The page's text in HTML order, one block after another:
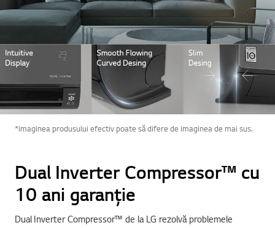
*imaginea produsului efectiv poate să difere de imaginea de mai sus.
Dual Inverter Compressor™ cu
10 ani garanție
Dual Inverter Compressor™ de la LG rezolvă problemele